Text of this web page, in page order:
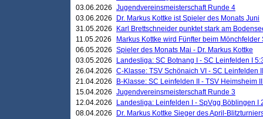
03.06.2026 Jugendvereinsmeisterschaft Runde 4
03.06.2026
Dr. Markus Kottke ist Spieler des Monats Juni
31.05.2026
Karl Brettschneider punktet stark am
11.05.2026
Markus Kottke wird Fünfter beim
06.05.2026 Spieler des Monats Mai - Dr. Markus Kottke
03.05.2026
Landesliga: SC Botnang I - SC Leinfelden I
26.04.2026 C-Klasse: TSV Schönaich VI - SC Leinfelden
21.04.2026
B-Klasse: SC Leinfelden II - TSV Heimsheim
15.04.2026 Jugendvereinsmeisterschaft Runde 3
12.04.2026
Landesliga: Leinfelden I - SpVgg Böblingen I
08.04.2026
Dr. Markus Kottke Sieger des April-